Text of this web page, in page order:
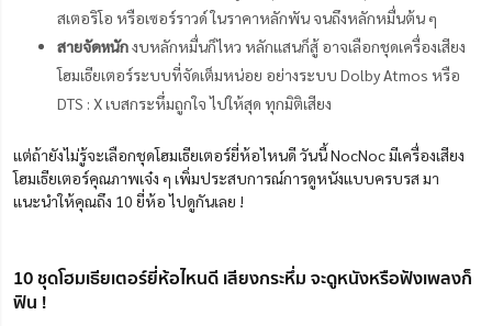
สเตอริโอ หรือเซอร์ราวด์ ในราคาหลักพัน จนถึงหลักหมื่นต้น ๆ
สายจัดหนักงบหลักหมื่นก็ไหว หลักแสนก็สู้ อาจเลือกชุดเครื่องเสียง
โฮมเธียเตอร์ระบบที่จัดเต็มหน่อย อย่างระบบ Dolby Atmos หรือ
DTS : X เบสกระหึ่มถูกใจ ไปให้สุด ทุกมิติเสียง
แต่ถ้ายังไม่รู้จะเลือกชุดโฮมเธียเตอร์ยี่ห้อไหนดี วันนี้ NocNoc มีเครื่องเสียง
โฮมเธียเตอร์คุณภาพเจ๋ง ๆ เพิ่มประสบการณ์การดูหนังแบบครบรส มา
แนะนำให้คุณถึง 10 ยี่ห้อ ไปดูกันเลย !
10 ชุดโฮมเธียเตอร์ยี่ห้อไหนดี เสียงกระหึ่ม จะดูหนังหรือฟังเพลงก็
ฟิน !